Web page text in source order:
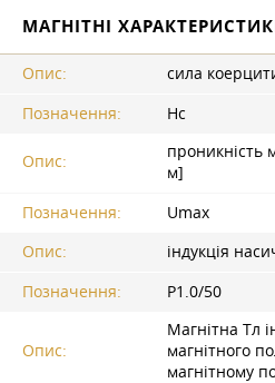
МАГНІТНІ
Опис:
сила
Позначення:
Hc
Опис:
проникність
м]
Позначення:
Umax
Опис:
індукція
Позначення:
P1.0/50
Опис:
Магнітна Tл
магнітного
магнітному